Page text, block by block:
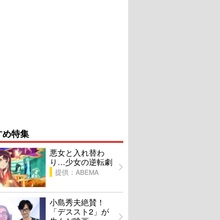
特集
悪女と入れ替わ
り…少女の逆転劇
提供：ABEMA
小島秀夫絶賛！
「デススト2」が